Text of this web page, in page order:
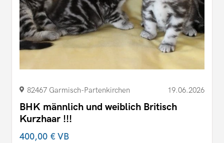
82467 Garmisch-Partenkirchen 19.06.2026
BHK männlich und weiblich Britisch
Kurzhaar !!!
400,00 €VB